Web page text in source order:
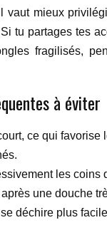
vaut mieux
tu partages tes
fragilisés,
à éviter
ce qui favorise
les coins
une douche
déchire plus